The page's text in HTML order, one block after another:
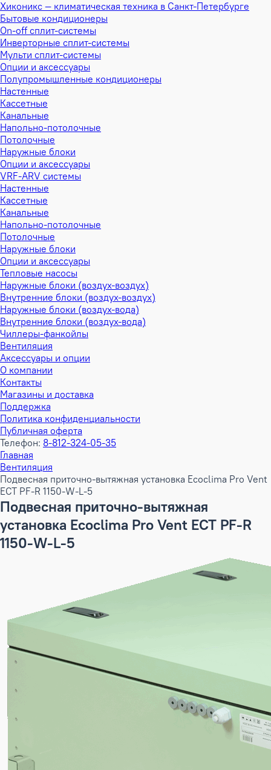
Хиконикс — климатическая техника в Санкт-Петербурге
Бытовые кондиционеры
On-off сплит-системы
Инверторные сплит-системы
Мульти сплит-системы
Опции и аксессуары
Полупромышленные кондиционеры
Настенные
Кассетные
Канальные
Напольно-потолочные
Потолочные
Наружные блоки
Опции и аксессуары
VRF-ARV системы
Настенные
Кассетные
Канальные
Напольно-потолочные
Потолочные
Наружные блоки
Опции и аксессуары
Тепловые насосы
Наружные блоки (воздух-воздух)
Внутренние блоки (воздух-воздух)
Наружные блоки (воздух-вода)
Внутренние блоки (воздух-вода)
Чиллеры-фанкойлы
Вентиляция
Аксессуары и опции
О компании
Контакты
Магазины и доставка
Поддержка
Политика конфиденциальности
Публичная оферта
Телефон: 8-812-324-05-35
Главная
Вентиляция
Подвесная приточно-вытяжная установка Ecoclima Pro Vent
ECT PF-R 1150-W-L-5
Подвесная приточно-вытяжная
установка Ecoclima Pro Vent ECT PF-R
1150-W-L-5